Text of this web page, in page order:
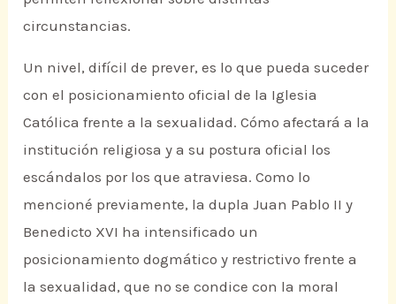
circunstancias.
Un nivel, difícil de prever, es lo que pueda suceder
con el posicionamiento oficial de la Iglesia
Católica frente a la sexualidad. Cómo afectará a la
institución religiosa y a su postura oficial los
escándalos por los que atraviesa. Como lo
mencioné previamente, la dupla Juan Pablo II y
Benedicto XVI ha intensificado un
posicionamiento dogmático y restrictivo frente a
la sexualidad, que no se condice con la moral